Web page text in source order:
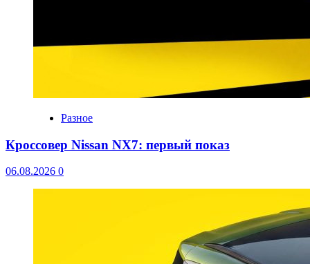
Разное
Кроссовер Nissan NX7: первый показ
06.08.2026 0